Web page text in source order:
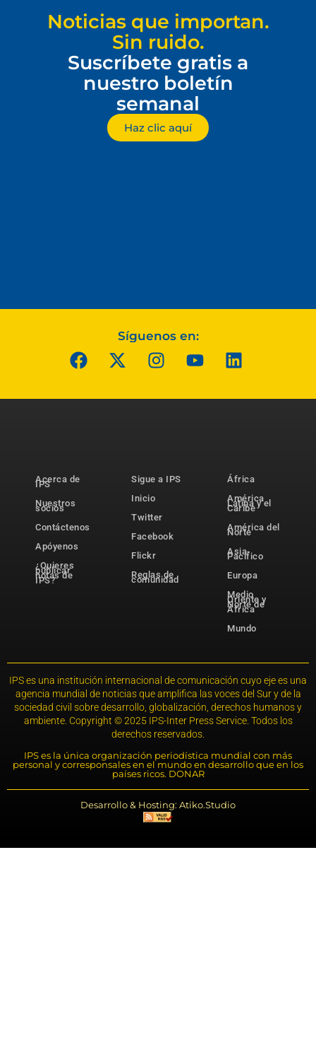
Noticias que importan.
Sin ruido.
Suscríbete gratis a
nuestro boletín
semanal
Haz clic aquí
Síguenos en:
Acerca de
IPS
Nuestros
socios
Contáctenos
Apóyenos
¿Quieres
publicar
notas de
IPS?
Sigue a IPS
Inicio
Twitter
Facebook
Flickr
Reglas de
comunidad
África
América
Latina y el
Caribe
América del
Norte
Asia-
Pacífico
Europa
Medio
Oriente y
Norte de
África
Mundo
IPS es una institución internacional de comunicación cuyo eje es una
agencia mundial de noticias que amplifica las voces del Sur y de la
sociedad civil sobre desarrollo, globalización, derechos humanos y
ambiente. Copyright © 2025 IPS-Inter Press Service. Todos los
derechos reservados.
IPS es la única organización periodística mundial con más
personal y corresponsales en el mundo en desarrollo que en los
países ricos. DONAR
Desarrollo & Hosting: Atiko.Studio